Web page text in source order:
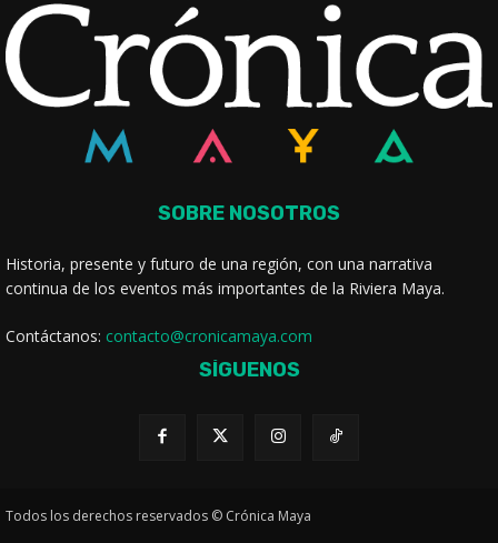
SOBRE NOSOTROS
Historia, presente y futuro de una región, con una narrativa
continua de los eventos más importantes de la Riviera Maya.
Contáctanos: contacto@cronicamaya.com
SÍGUENOS
Todos los derechos reservados © Crónica Maya